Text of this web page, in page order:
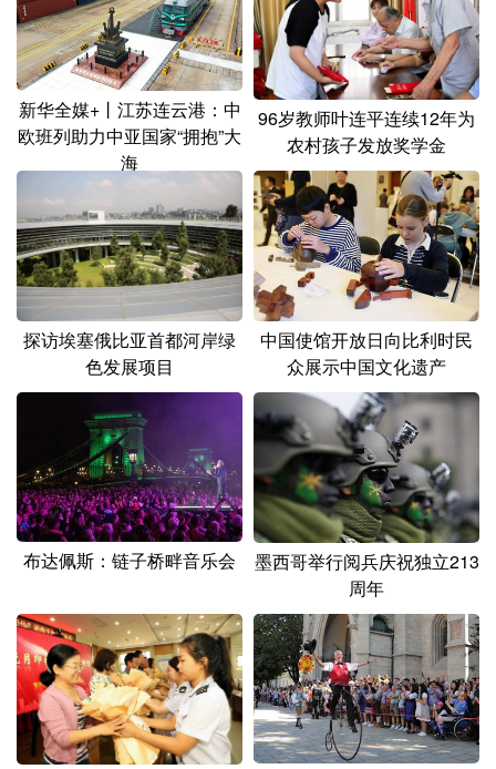
多语种频道
English Español Français عربى
Русский язык 日本語 한국어
Deutsch
新华全媒+丨江苏连云港：中
欧班列助力中亚国家“拥抱”大
海
96岁教师叶连平连续12年为
农村孩子发放奖学金
探访埃塞俄比亚首都河岸绿
色发展项目
中国使馆开放日向比利时民
众展示中国文化遗产
布达佩斯：链子桥畔音乐会
墨西哥举行阅兵庆祝独立213
周年